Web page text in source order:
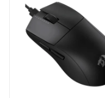
Movilidad Eléctrica